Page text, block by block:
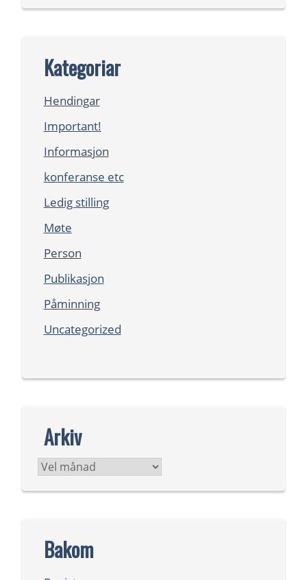
Kategoriar
Hendingar
Important!
Informasjon
konferanse etc
Ledig stilling
Møte
Person
Publikasjon
Påminning
Uncategorized
Arkiv
Arkiv
Bakom